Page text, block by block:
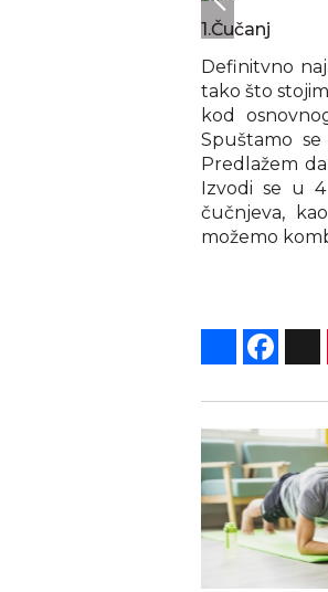
1.Čučanj
Definitvno
tako što
kod
Spuštamo
Predlažem
Izvodi se u
čučnjeva,
možemo
Share